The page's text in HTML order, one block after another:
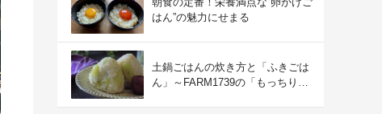
はん”の魅力にせまる
土鍋ごはんの炊き方と「ふきごは
ん」～FARM1739の「もっちりコ